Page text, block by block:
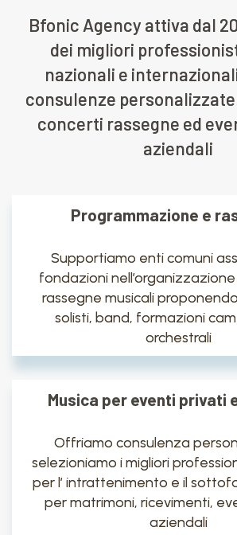
Bfonic Agency attiva dal
dei migliori
nazionali e
consulenze
concerti rassegne ed
aziendali
Programmazione e
Supportiamo enti comuni
fondazioni
rassegne musicali
solisti, band, formazioni
orchestrali
Musica per eventi privati
Offriamo consulenza
selezioniamo i migliori
per l’ intrattenimento e il
per matrimoni, ricevimenti,
aziendali